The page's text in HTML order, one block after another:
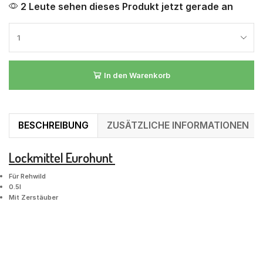
2 Leute sehen dieses Produkt jetzt gerade an
In den Warenkorb
BESCHREIBUNG ZUSÄTZLICHE INFORMATIONEN
Lockmittel Eurohunt
Für Rehwild
0.5l
Mit Zerstäuber